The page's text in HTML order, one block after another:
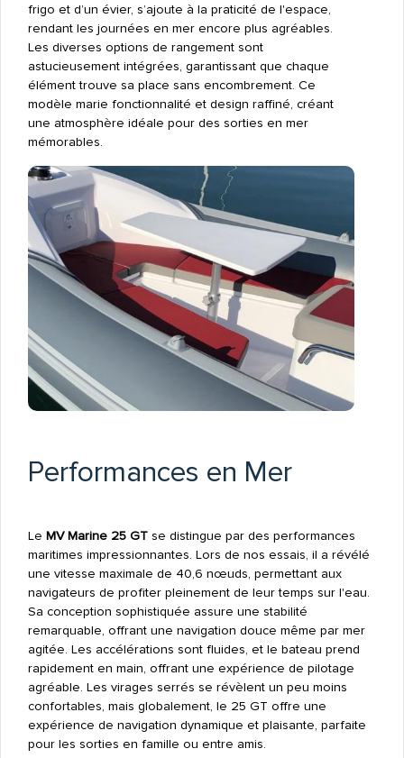
frigo et d’un évier, s’ajoute à la praticité de l'espace,
rendant les journées en mer encore plus agréables.
Les diverses options de rangement sont
astucieusement intégrées, garantissant que chaque
élément trouve sa place sans encombrement. Ce
modèle marie fonctionnalité et design raffiné, créant
une atmosphère idéale pour des sorties en mer
mémorables.
Performances en Mer
Le MV Marine 25 GTse distingue par des performances
maritimes impressionnantes. Lors de nos essais, il a révélé
une vitesse maximale de 40,6 nœuds, permettant aux
navigateurs de profiter pleinement de leur temps sur l'eau.
Sa conception sophistiquée assure une stabilité
remarquable, offrant une navigation douce même par mer
agitée. Les accélérations sont fluides, et le bateau prend
rapidement en main, offrant une expérience de pilotage
agréable. Les virages serrés se révèlent un peu moins
confortables, mais globalement, le 25 GT offre une
expérience de navigation dynamique et plaisante, parfaite
pour les sorties en famille ou entre amis.